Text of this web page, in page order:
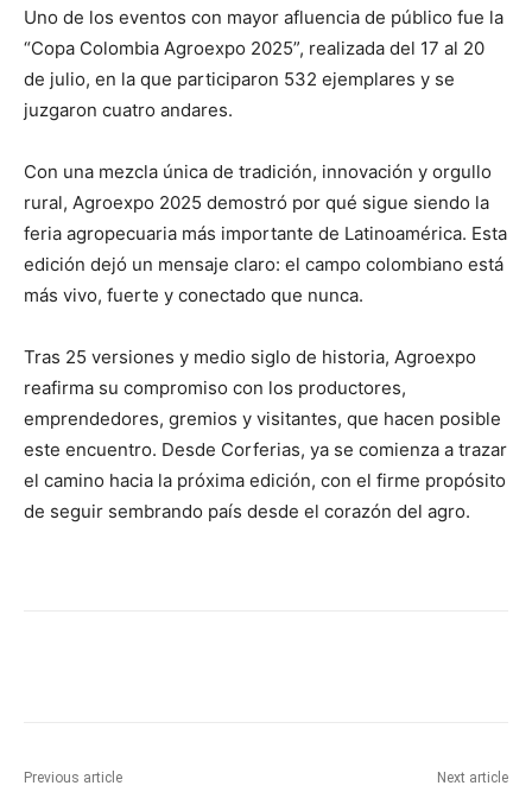
Uno de los eventos con mayor afluencia de público fue la
“Copa Colombia Agroexpo 2025”, realizada del 17 al 20
de julio, en la que participaron 532 ejemplares y se
juzgaron cuatro andares.
Con una mezcla única de tradición, innovación y orgullo
rural, Agroexpo 2025 demostró por qué sigue siendo la
feria agropecuaria más importante de Latinoamérica. Esta
edición dejó un mensaje claro: el campo colombiano está
más vivo, fuerte y conectado que nunca.
Tras 25 versiones y medio siglo de historia, Agroexpo
reafirma su compromiso con los productores,
emprendedores, gremios y visitantes, que hacen posible
este encuentro. Desde Corferias, ya se comienza a trazar
el camino hacia la próxima edición, con el firme propósito
de seguir sembrando país desde el corazón del agro.
Previous article Next article